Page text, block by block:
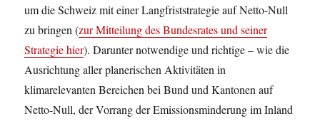
um die Schweiz mit einer Langfriststrategie auf Netto-Null
zu bringen (zur Mitteilung des Bundesrates und seiner
Strategie hier). Darunter notwendige und richtige – wie die
Ausrichtung aller planerischen Aktivitäten in
klimarelevanten Bereichen bei Bund und Kantonen auf
Netto-Null, der Vorrang der Emissionsminderung im Inland